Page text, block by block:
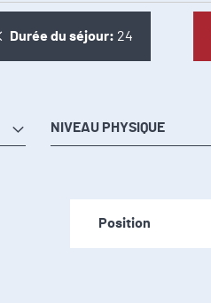
Durée du séjour 24
Supprimer cet Élément
NIVEAU PHYSIQUE